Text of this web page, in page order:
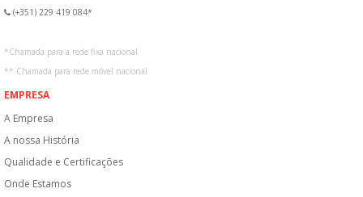
(+351) 229 419 084*
*Chamada para a rede fixa nacional
** Chamada para rede móvel nacional
EMPRESA
A Empresa
A nossa História
Qualidade e Certificações
Onde Estamos